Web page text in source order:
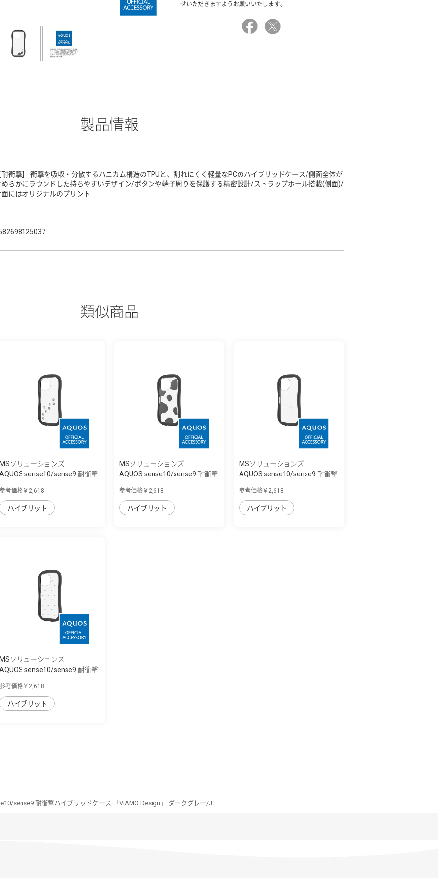
せいただきますようお願いいたします。
製品情報
耐衝撃】 衝撃を吸収・分散するハニカム構造のTPUと、割れにくく軽量なPCのハイブリッドケース/側面全体が
めらかにラウンドした持ちやすいデザイン/ボタンや端子周りを保護する精密設計/ストラップホール搭載(側面)/
面にはオリジナルのプリント
類似商品
MSソリューションズ
AQUOS sense10/sense9 耐衝撃
参考価格￥2,618
ハイブリット
MSソリューションズ
AQUOS sense10/sense9 耐衝撃
参考価格￥2,618
ハイブリット
MSソリューションズ
AQUOS sense10/sense9 耐衝撃
参考価格￥2,618
ハイブリット
MSソリューションズ
AQUOS sense10/sense9 耐衝撃
参考価格￥2,618
ハイブリット
sense9 耐衝撃ハイブリッドケース 「ViAMO Design」 ダークグレー/J